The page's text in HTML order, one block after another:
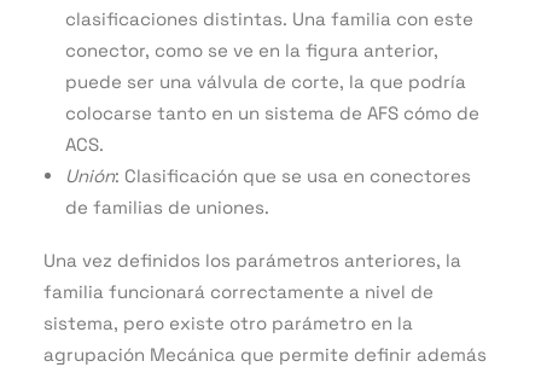
clasificaciones distintas. Una familia con este
conector, como se ve en la figura anterior,
puede ser una válvula de corte, la que podría
colocarse tanto en un sistema de AFS cómo de
ACS.
Unión: Clasificación que se usa en conectores
de familias de uniones.
Una vez definidos los parámetros anteriores, la
familia funcionará correctamente a nivel de
sistema, pero existe otro parámetro en la
agrupación Mecánica que permite definir además